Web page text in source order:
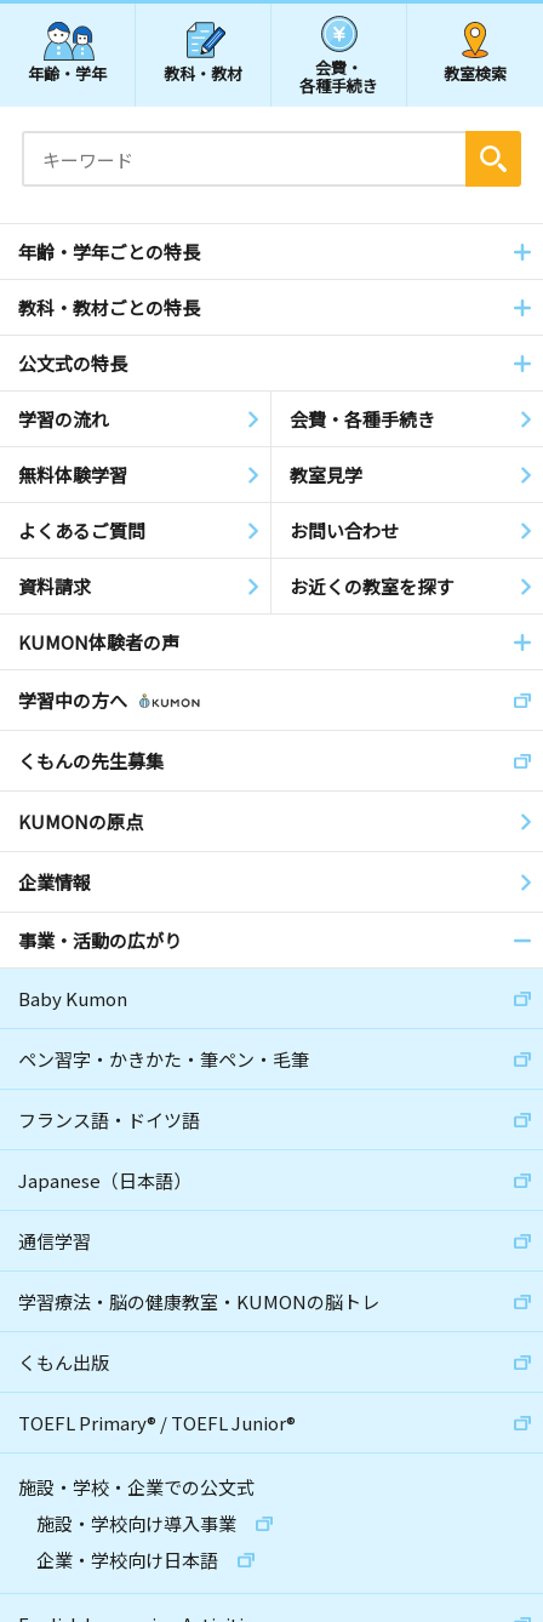
年齢・学年 教科・教材 会費・
各種手続き
教室検索
年齢・学年ごとの特長
教科・教材ごとの特長
公文式の特長
学習の流れ 会費・各種手続き
無料体験学習 教室見学
よくあるご質問 お問い合わせ
資料請求 お近くの教室を探す
KUMON体験者の声
学習中の方へ
くもんの先生募集
KUMONの原点
企業情報
事業・活動の広がり
Baby Kumon
ペン習字・かきかた・筆ペン・毛筆
フランス語・ドイツ語
Japanese（日本語）
通信学習
学習療法・脳の健康教室・KUMONの脳トレ
くもん出版
TOEFL Primary® /TOEFL Junior®
施設・学校・企業での公文式
施設・学校向け導入事業
企業・学校向け日本語